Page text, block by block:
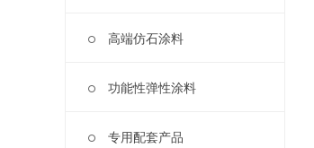
高端仿石涂料
功能性弹性涂料
专用配套产品